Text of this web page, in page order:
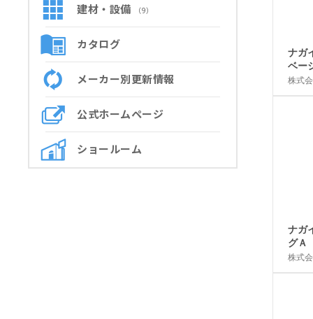
建材・設備 （9）
カタログ
メーカー別更新情報
公式ホームページ
ショールーム